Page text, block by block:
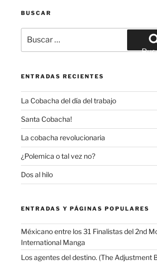
BUSCAR
por:
ENTRADAS RECIENTES
La Cobacha del día del trabajo
Santa Cobacha!
La cobacha revolucionaria
¿Polemica o tal vez no?
Dos al hilo
ENTRADAS Y PÁGINAS POPULARES
Méxicano entre los 31 Finalistas del 2nd
International Manga
Los agentes del destino. (The Adjustment